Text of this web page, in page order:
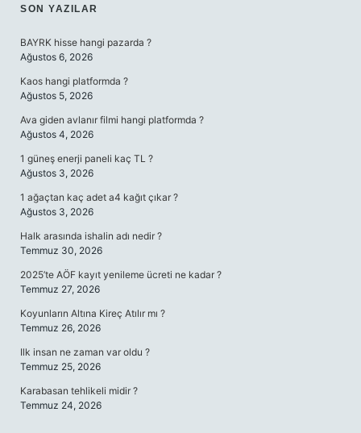
SIDEBAR
SON YAZILAR
BAYRK hisse hangi pazarda ?
Ağustos 6, 2026
Kaos hangi platformda ?
Ağustos 5, 2026
Ava giden avlanır filmi hangi platformda ?
Ağustos 4, 2026
1 güneş enerji paneli kaç TL ?
Ağustos 3, 2026
1 ağaçtan kaç adet a4 kağıt çıkar ?
Ağustos 3, 2026
Halk arasında ishalin adı nedir ?
Temmuz 30, 2026
2025’te AÖF kayıt yenileme ücreti ne kadar ?
Temmuz 27, 2026
Koyunların Altına Kireç Atılır mı ?
Temmuz 26, 2026
Ilk insan ne zaman var oldu ?
Temmuz 25, 2026
Karabasan tehlikeli midir ?
Temmuz 24, 2026